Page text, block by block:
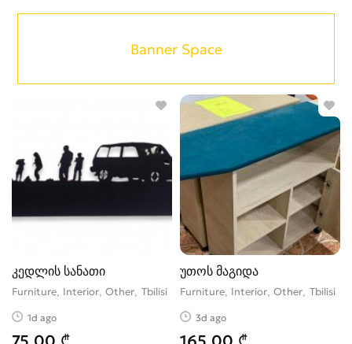
Banner Space
კედლის სანათი
Furniture, Interior, Other Tbilisi
1d ago
უთოს მაგიდა
Furniture, Interior, Other Tbilisi
3d ago